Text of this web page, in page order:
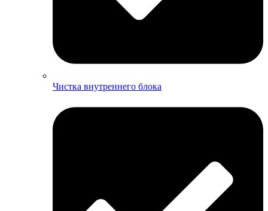
Чистка внутреннего блока